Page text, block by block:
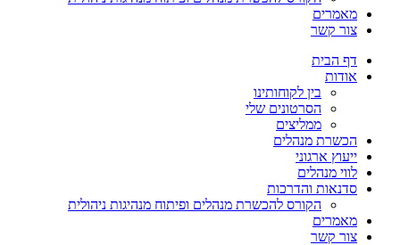
מאמרים
צור קשר
דף הבית
אודות
בין לקוחותינו
הסרטונים שלי
ממליצים
הכשרת מנהלים
ייעוץ ארגוני
לווי מנהלים
סדנאות והדרכות
הקורס להכשרת מנהלים ופיתוח מנהיגות ניהולית
מאמרים
צור קשר